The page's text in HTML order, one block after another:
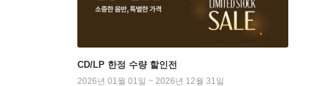
CD/LP 한정 수량 할인전
2026년 01월 01일 ~ 2026년 12월 31일